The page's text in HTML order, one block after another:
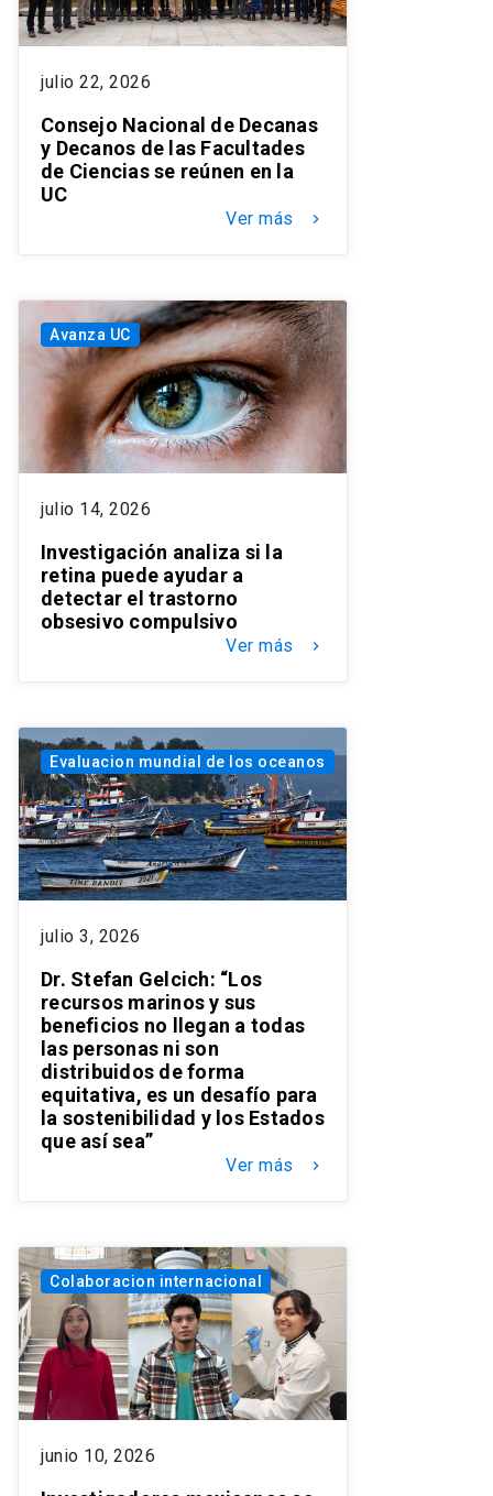
julio 22, 2026
Consejo Nacional de Decanas
y Decanos de las Facultades
de Ciencias se reúnen en la
UC
Ver más keyboard_arrow_right
Avanza UC
julio 14, 2026
Investigación analiza si la
retina puede ayudar a
detectar el trastorno
obsesivo compulsivo
Ver más keyboard_arrow_right
Evaluacion mundial de los oceanos
julio 3, 2026
Dr. Stefan Gelcich: “Los
recursos marinos y sus
beneficios no llegan a todas
las personas ni son
distribuidos de forma
equitativa, es un desafío para
la sostenibilidad y los Estados
que así sea”
Ver más keyboard_arrow_right
Colaboracion internacional
junio 10, 2026